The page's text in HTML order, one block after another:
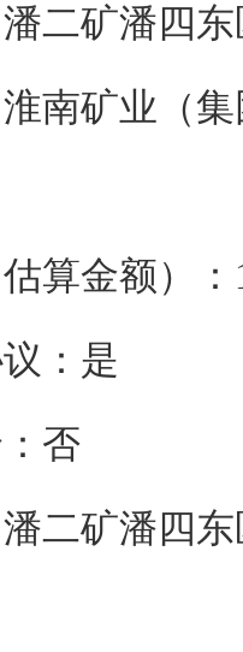
潘二矿潘四
淮南矿业（
算金额）：
： 是
否
潘二矿潘四